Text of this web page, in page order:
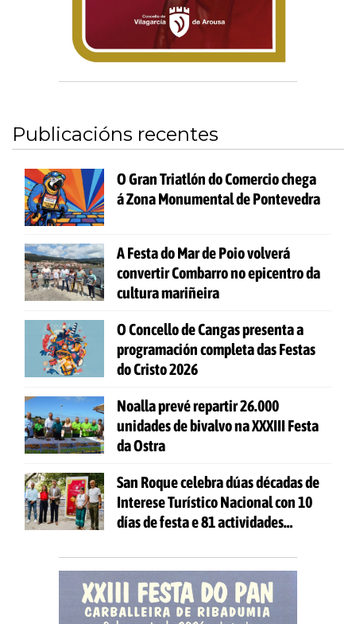
Publicacións recentes
O Gran Triatlón do Comercio chega
á Zona Monumental de Pontevedra
A Festa do Mar de Poio volverá
convertir Combarro no epicentro da
cultura mariñeira
O Concello de Cangas presenta a
programación completa das Festas
do Cristo 2026
Noalla prevé repartir 26.000
unidades de bivalvo na XXXIII Festa
da Ostra
San Roque celebra dúas décadas de
Interese Turístico Nacional con 10
días de festa e 81 actividades